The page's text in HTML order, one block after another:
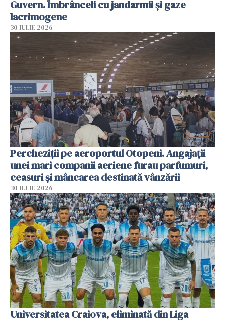
Guvern. Îmbrânceli cu jandarmii și gaze
lacrimogene
30 IULIE 2026
Percheziții pe aeroportul Otopeni. Angajații
unei mari companii aeriene furau parfumuri,
ceasuri și mâncarea destinată vânzării
30 IULIE 2026
Universitatea Craiova, eliminată din Liga